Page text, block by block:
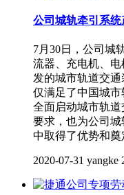
公司城轨牵引系
7月30日，公司城
流器、充电机、
发的城市轨道交
仅满足了中国城
全面启动城市轨道
要求，也为公司
中取得了优势和奠
2020-07-31 yangke